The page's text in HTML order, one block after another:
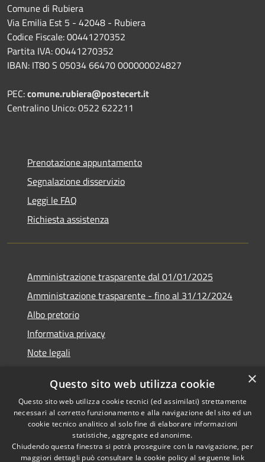
Comune di Rubiera
Via Emilia Est 5 - 42048 - Rubiera
Codice Fiscale: 00441270352
Partita IVA: 00441270352
IBAN: IT80 S 05034 66470 000000024827
PEC:comune.rubiera@postecert.it
Centralino Unico: 0522 622211
Prenotazione appuntamento
Segnalazione disservizio
Leggi le FAQ
Richiesta assistenza
Amministrazione trasparente dal 01/01/2025
Amministrazione trasparente - fino al 31/12/2024
Albo pretorio
Informativa privacy
Note legali
Piano di miglioramento del sito
RSS
Copyright © 2026 • Comune di
×
Questo sito web utilizza cookie
Questo sito web utilizza cookie tecnici (ed assimilati) strettamente
necessari al corretto funzionamento e alla navigazione del sito ed un
cookie tecnico analitico al solo fine di elaborare informazioni
statistiche, aggregate ed anonime.
Chiudendo questa finestra si potrà proseguire con la navigazione, per
maggiori dettagli può consultare la cookie policy al seguente link